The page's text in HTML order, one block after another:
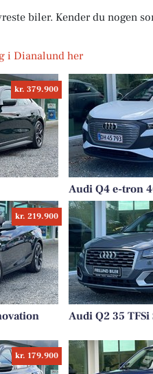
biler. Kender du nogen
i Dianalund her
kr. 379.900
Audi Q4 e-tron
kr. 219.900
Audi Q2 35 TFSi
kr. 179.900